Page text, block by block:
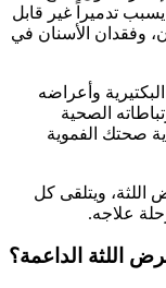
تدميراً غير قابل
وفقدان الأسنان في
وأعراضه
الصحية
صحتك الفموية
اللثة، ويتلقى كل
علاجه.
اللثة الداعمة؟